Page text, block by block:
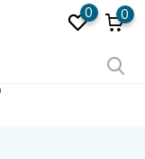
0 0